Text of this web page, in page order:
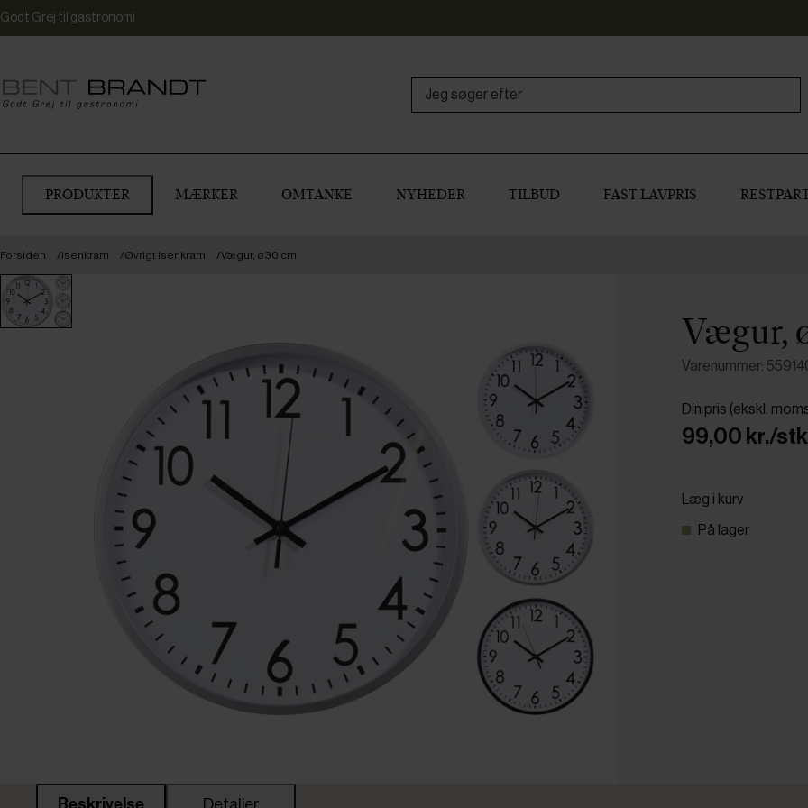
Godt Grej til gastronomi
PRODUKTER MÆRKER OMTANKE NYHEDER TILBUD FAST LAVPRIS
Forsiden Isenkram Øvrigt isenkram Vægur, ø30 cm
Vægur,
Varenummer:
Din pris (ekskl.
99,00 kr./
Læg i kurv
På lager
Beskrivelse Detaljer